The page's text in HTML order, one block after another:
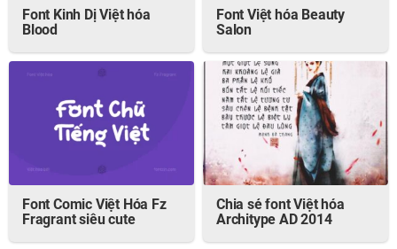
Font Kinh Dị Việt hóa
Blood
Font Việt hóa Beauty
Salon
Font Comic Việt Hóa Fz
Fragrant siêu cute
Chia sẻ font Việt hóa
Architype AD 2014